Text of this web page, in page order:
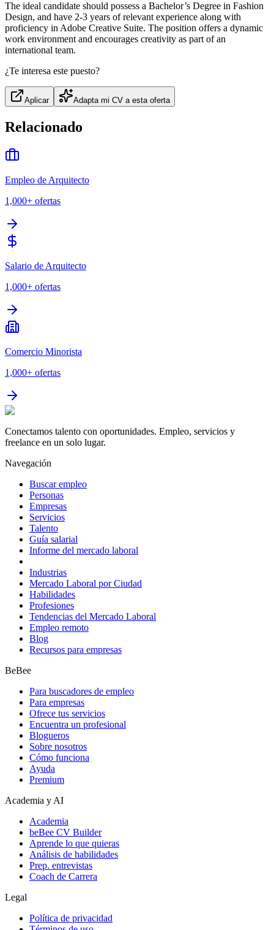
The ideal candidate should possess a Bachelor’s Degree in Fashion
Design, and have 2-3 years of relevant experience along with
proficiency in Adobe Creative Suite. The position offers a dynamic
work environment and encourages creativity as part of an
international team.
¿Te interesa este puesto?
Aplicar Adapta mi CV a esta oferta
Relacionado
Empleo de Arquitecto
1,000+ ofertas
Salario de Arquitecto
1,000+ ofertas
Comercio Minorista
1,000+ ofertas
Conectamos talento con oportunidades. Empleo, servicios y
freelance en un solo lugar.
Navegación
Buscar empleo
Personas
Empresas
Servicios
Talento
Guía salarial
Informe del mercado laboral
Industrias
Mercado Laboral por Ciudad
Habilidades
Profesiones
Tendencias del Mercado Laboral
Empleo remoto
Blog
Recursos para empresas
BeBee
Para buscadores de empleo
Para empresas
Ofrece tus servicios
Encuentra un profesional
Blogueros
Sobre nosotros
Cómo funciona
Ayuda
Premium
Academia y AI
Academia
beBee CV Builder
Aprende lo que quieras
Análisis de habilidades
Prep. entrevistas
Coach de Carrera
Legal
Política de privacidad